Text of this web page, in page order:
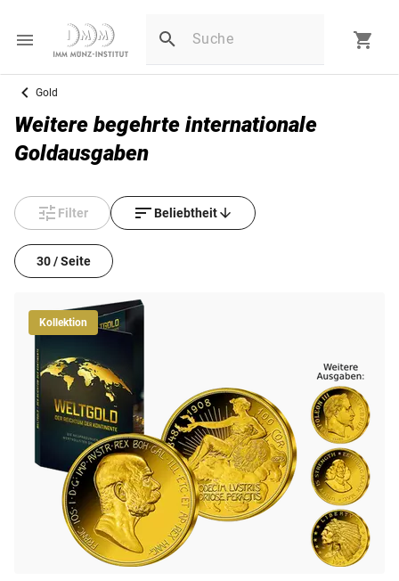
Gold
Weitere begehrte internationale
Goldausgaben
Filter Beliebtheit
30 / Seite
Kollektion